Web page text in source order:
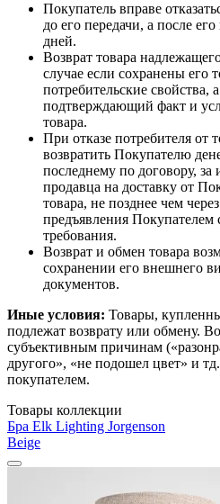
Покупатель вправе
до его передачи, а после
дней.
Возврат товара
случае если сохранены его
потребительские свойства,
подтверждающий факт и
товара.
При отказе потребителя от
возвратить Покупателю
последнему по договору, за
продавца на доставку от
товара, не позднее чем
предъявления Покупателем
требования.
Возврат и обмен товара
сохранении его внешнего
документов.
Иные условия: Товары,
подлежат возврату или обмену.
субъективным причинам
другого», «не подошел цвет» и
покупателем.
Товары коллекции
Бра Elk Lighting Jorgenson
Beige